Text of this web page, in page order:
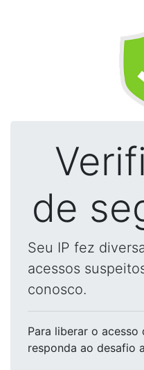
de
Seu IP fez
acessos
conosco.
Para liberar o acesso
responda ao desafio